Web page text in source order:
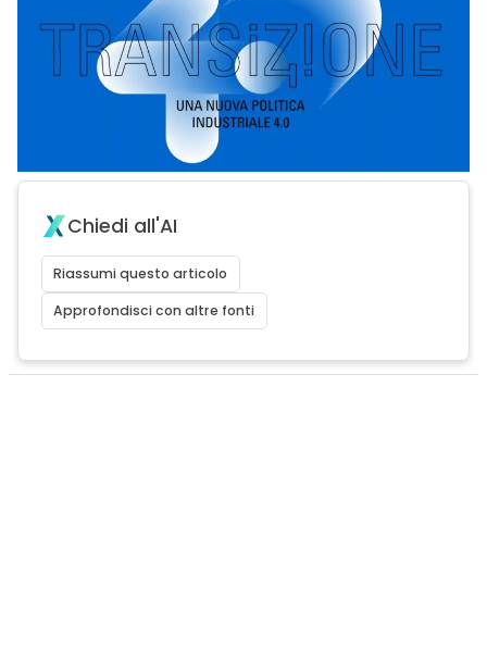
Chiedi all'AI
Riassumi questo articolo
Approfondisci con altre fonti